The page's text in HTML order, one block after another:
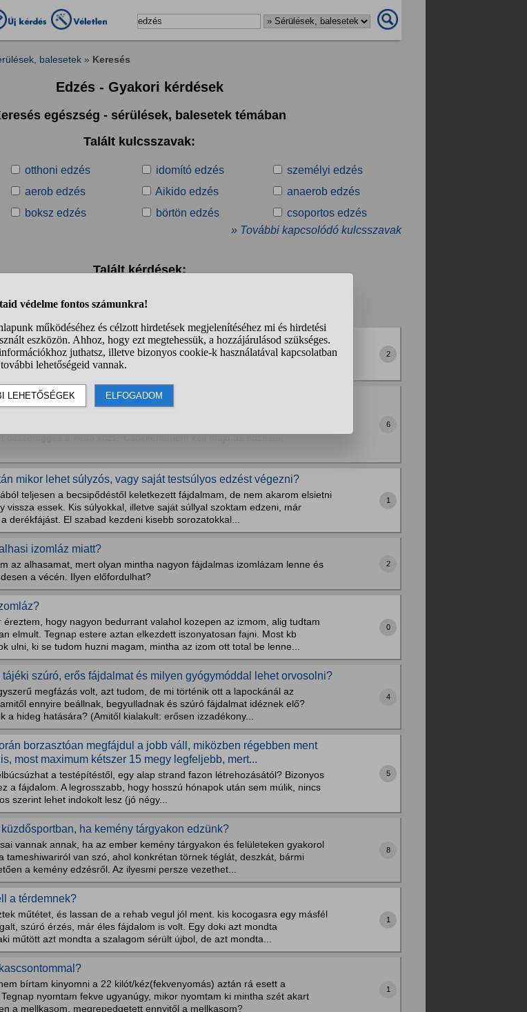
balesetek » Keresés
Edzés - Gyakori kérdések
egészség - sérülések, balesetek témában
Talált kulcsszavak:
otthoni edzés idomító edzés
személyi edzés
aerob edzés Aikido edzés
anaerob edzés
boksz edzés börtön edzés
csoportos edzés
» További kapcsolódó kulcsszavak
Talált kérdések:
1 2 3 4 5 6 7
álltam fel a súllyal a sorozat után, fekvőhelyzetből, a levegőt
a nyomásemelkedést a fejemben....
bajom?
2
kialakulhat aranyér?
összefüggés a kettő közt? Csökkentenem kell majd az edzések
6
mikor lehet súlyzós, vagy saját testsúlyos edzést végezni?
teljesen a becsipődéstől keletkezett fájdalmam, de nem akarom elsietni
vissza essek. Kis súlyokkal, illetve saját súllyal szoktam edzeni, már
derékfájást. El szabad kezdeni kisebb sorozatokkal...
1
izomláz miatt?
az alhasamat, mert olyan mintha nagyon fájdalmas izomlázam lenne és
a vécén. Ilyen előfordulhat?
2
éreztem, hogy nagyon bedurrant valahol kozepen az izmom, alig tudtam
elmult. Tegnap estere aztan elkezdett iszonyatosan fajni. Most kb
ulni, ki se tudom huzni magam, mintha az izom ott total be lenne...
0
szúró, erős fájdalmat és milyen gyógymóddal lehet orvosolni?
megfázás volt, azt tudom, de mi történik ott a lapockánál az
ennyire beállnak, begyulladnak és szúró fájdalmat idéznek elő?
a hideg hatására? (Amitől kialakult: erősen izzadékony...
4
borzasztóan megfájdul a jobb váll, miközben régebben ment
most maximum kétszer 15 megy legfeljebb, mert...
a testépítéstől, egy alap strand fazon létrehozásától? Bizonyos
a fájdalom. A legrosszabb, hogy hosszú hónapok után sem múlik, nincs
szerint lehet indokolt lesz (jó négy...
5
ha kemény tárgyakon edzünk?
vannak annak, ha az ember kemény tárgyakon és felületeken gyakorol
tameshiwariról van szó, ahol konkrétan törnek téglát, deszkát, bármi
a kemény edzésről. Az ilyesmi persze vezethet...
8
a térdemnek?
műtétet, és lassan de a rehab vegul jól ment. kis kocogasra egy másfél
szúró érzés, már éles fájdalom is volt. Egy doki azt mondta
műtött azt mondta a szalagom sérült újbol, de azt mondta...
1
bírtam kinyomni a 22 kilót/kéz(fekvenyomás) aztán rá esett a
nyomtam fekve ugyanúgy, mikor nyomtam ki mintha szét akart
a mellkasom, megrepedgetett ennyitől a mellkasom?
1